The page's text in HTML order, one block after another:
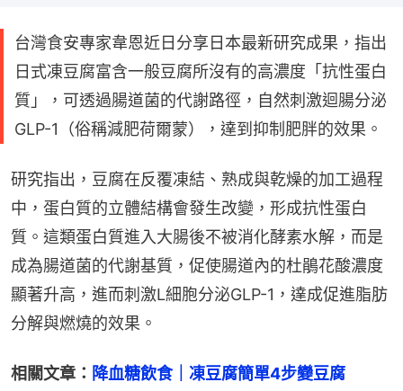
台灣食安專家韋恩近日分享日本最新研究成果，指出
日式凍豆腐富含一般豆腐所沒有的高濃度「抗性蛋白
質」，可透過腸道菌的代謝路徑，自然刺激迴腸分泌
GLP-1（俗稱減肥荷爾蒙），達到抑制肥胖的效果。
研究指出，豆腐在反覆凍結、熟成與乾燥的加工過程
中，蛋白質的立體結構會發生改變，形成抗性蛋白
質。這類蛋白質進入大腸後不被消化酵素水解，而是
成為腸道菌的代謝基質，促使腸道內的杜鵑花酸濃度
顯著升高，進而刺激L細胞分泌GLP-1，達成促進脂肪
分解與燃燒的效果。
相關文章： 降血糖飲食｜凍豆腐簡單4步變豆腐